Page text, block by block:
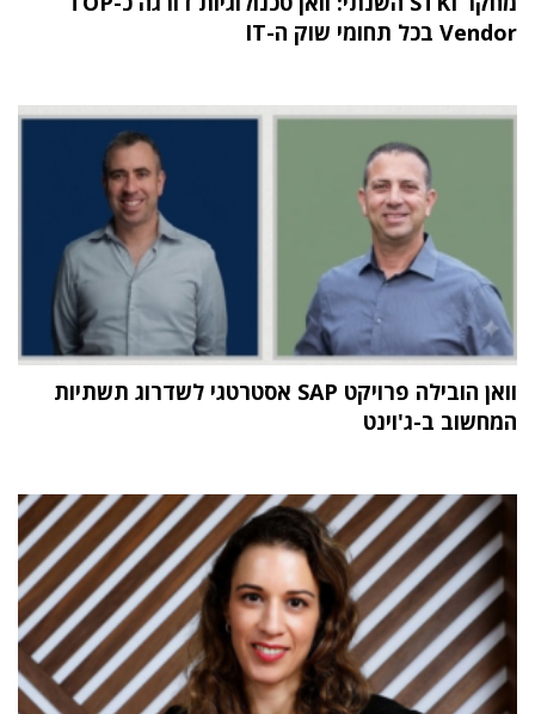
Vendor בכל תחומי שוק ה-IT
וואן הובילה פרויקט SAP אסטרטגי לשדרוג תשתיות
המחשוב ב-ג'וינט